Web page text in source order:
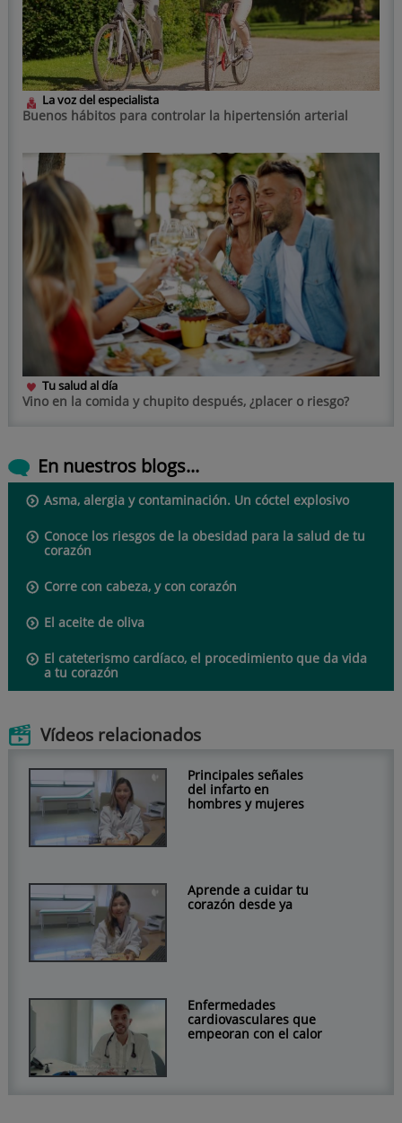
La voz del especialista
Buenos hábitos para controlar la hipertensión arterial
Tu salud al día
Vino en la comida y chupito después, ¿placer o riesgo?
En nuestros blogs...
Asma, alergia y contaminación. Un cóctel explosivo
Conoce los riesgos de la obesidad para la salud de tu
corazón
Corre con cabeza, y con corazón
El aceite de oliva
El cateterismo cardíaco, el procedimiento que da vida
a tu corazón
Vídeos relacionados
Principales señales
del infarto en
hombres y mujeres
Aprende a cuidar tu
corazón desde ya
Enfermedades
cardiovasculares que
empeoran con el calor